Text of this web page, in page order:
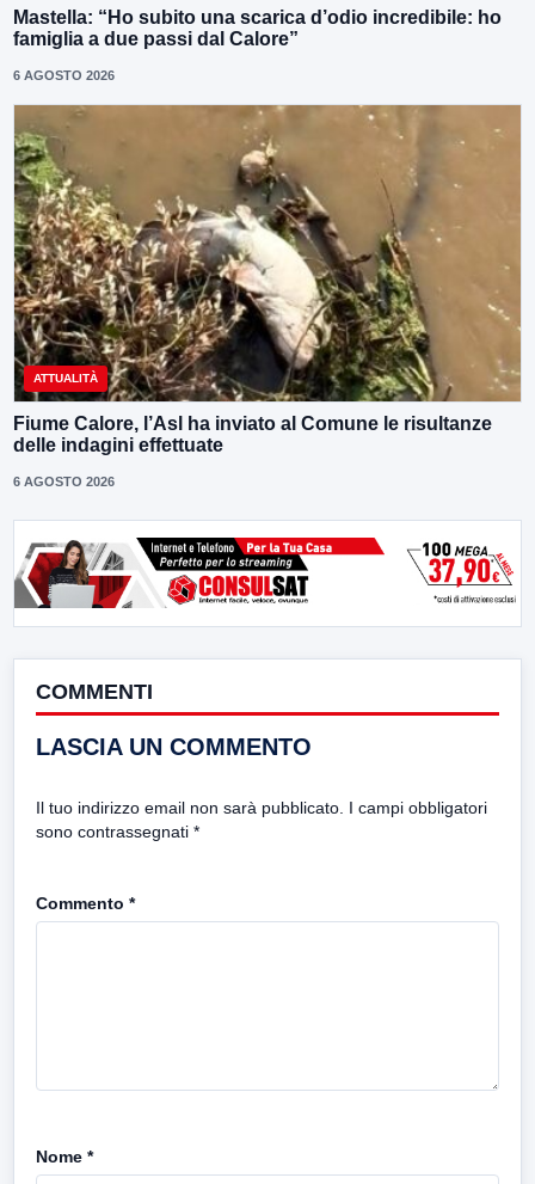
Mastella: “Ho subito una scarica d’odio incredibile: ho
famiglia a due passi dal Calore”
6 AGOSTO 2026
ATTUALITÀ
Fiume Calore, l’Asl ha inviato al Comune le risultanze
delle indagini effettuate
6 AGOSTO 2026
COMMENTI
LASCIA UN COMMENTO
Il tuo indirizzo email non sarà pubblicato. I campi obbligatori
sono contrassegnati *
Commento *
Nome *